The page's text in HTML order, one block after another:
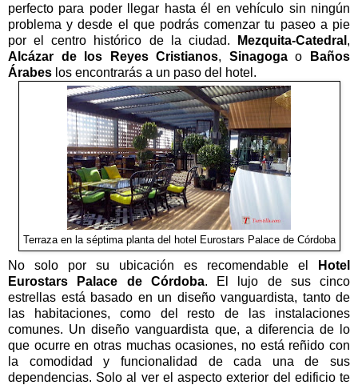
perfecto para poder llegar hasta él en vehículo sin ningún
problema y desde el que podrás comenzar tu paseo a pie
por el centro histórico de la ciudad.
Mezquita-Catedral ,
Alcázar de los Reyes Cristianos, Sinagogao
Baños
Árabes los encontrarás a un paso del hotel.
Terraza en la séptima planta del hotel Eurostars Palace de Córdoba
No solo por su ubicación es recomendable el
Hotel
Eurostars Palace de Córdoba. El lujo de sus cinco
estrellas está basado en un diseño vanguardista, tanto de
las habitaciones, como del resto de las instalaciones
comunes. Un diseño vanguardista que, a diferencia de lo
que ocurre en otras muchas ocasiones, no está reñido con
la comodidad y funcionalidad de cada una de sus
dependencias. Solo al ver el aspecto exterior del edificio te